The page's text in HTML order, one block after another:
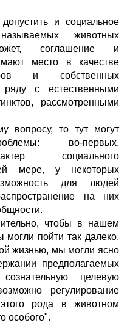
и социальное
животных
соглашение и
место в качестве
и собственных
с естественными
рассмотренными
вопросу, то тут могут
во-первых,
социального
мере, у некоторых
для людей
на них
чтобы в нашем
пойти так далеко,
жизнью, мы могли ясно
предполагаемых
целевую
регулирование
рода в животном
особого".